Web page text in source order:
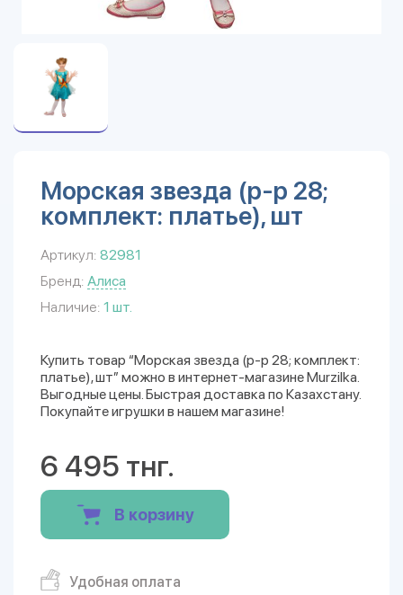
Морская звезда (р-р 28;
комплект: платье), шт
Артикул: 82981
Бренд: Алиса
Наличие: 1 шт.
Купить товар “Морская звезда (р-р 28; комплект:
платье), шт” можно в интернет-магазине Murzilka.
Выгодные цены. Быстрая доставка по Казахстану.
Покупайте игрушки в нашем магазине!
6 495 тнг.
В корзину
Удобная оплата